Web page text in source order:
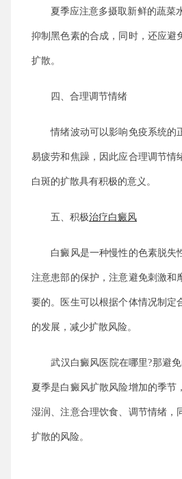
夏季应注意多摄取新鲜的蔬菜水
抑制黑色素的合成，同时，还应避
扩散。
四、合理调节情绪
情绪波动可以影响免疫系统的正
易疲劳和焦躁，因此应合理调节情
白斑的扩散具有积极的意义。
五、积极治疗白癜风
白癜风是一种慢性的色素脱失
注意患部的保护，注意避免刺激和
要的。医生可以根据个体情况制定
的发展，减少扩散风险。
武汉白癜风医院在哪里?那避免
夏季是白癜风扩散风险增加的季
湿润、注意合理饮食、调节情绪，
扩散的风险。